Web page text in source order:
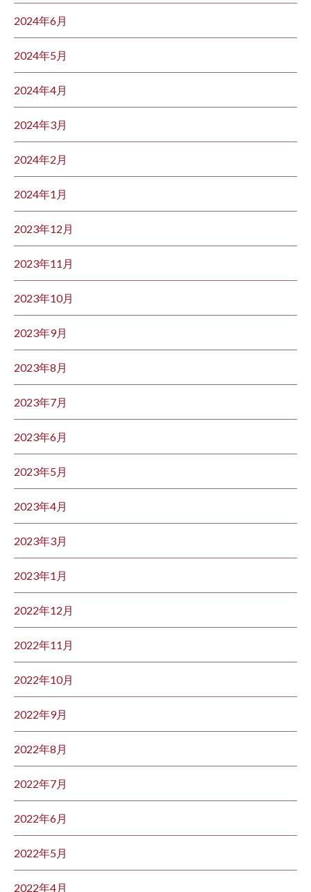
2024年6月
2024年5月
2024年4月
2024年3月
2024年2月
2024年1月
2023年12月
2023年11月
2023年10月
2023年9月
2023年8月
2023年7月
2023年6月
2023年5月
2023年4月
2023年3月
2023年1月
2022年12月
2022年11月
2022年10月
2022年9月
2022年8月
2022年7月
2022年6月
2022年5月
2022年4月